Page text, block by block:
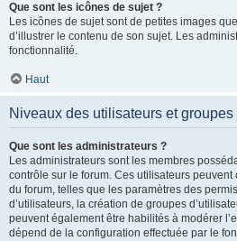
Que sont les icônes de sujet ?
Les icônes de sujet sont de petites images
d’illustrer le contenu de son sujet. Les
fonctionnalité.
Haut
Niveaux des utilisateurs et groupes
Que sont les administrateurs ?
Les administrateurs sont les membres
contrôle sur le forum. Ces utilisateurs
du forum, telles que les paramètres des
d’utilisateurs, la création de groupes
peuvent également être habilités à modérer
dépend de la configuration effectuée par le